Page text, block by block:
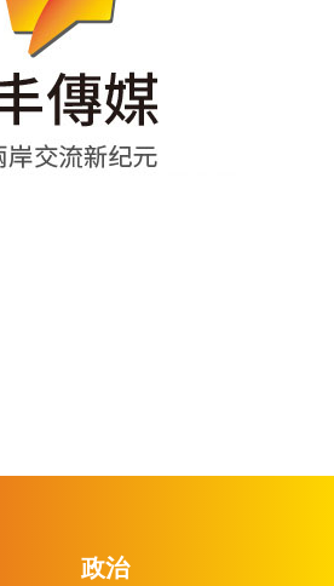
政治